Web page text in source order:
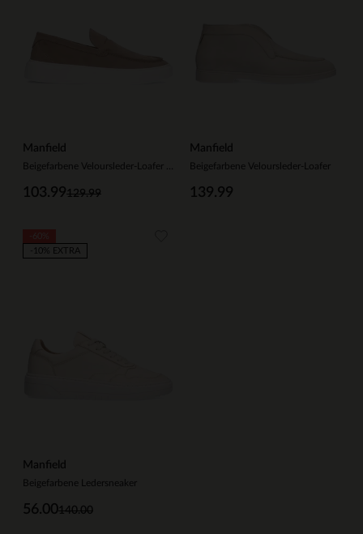
Manfield
129.99
103.99
Manfield
Beigefarbene Veloursleder-Loafer
139.99
Manfield
Beigefarbene Ledersneaker
140.00
56.00
-10% EXTRA